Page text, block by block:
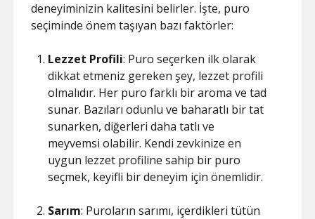
deneyiminizin kalitesini belirler. İşte, puro
seçiminde önem taşıyan bazı faktörler:
Lezzet Profili: Puro seçerken ilk olarak
dikkat etmeniz gereken şey, lezzet profili
olmalıdır. Her puro farklı bir aroma ve tad
sunar. Bazıları odunlu ve baharatlı bir tat
sunarken, diğerleri daha tatlı ve
meyvemsi olabilir. Kendi zevkinize en
uygun lezzet profiline sahip bir puro
seçmek, keyifli bir deneyim için önemlidir.
Sarım: Puroların sarımı, içerdikleri tütün